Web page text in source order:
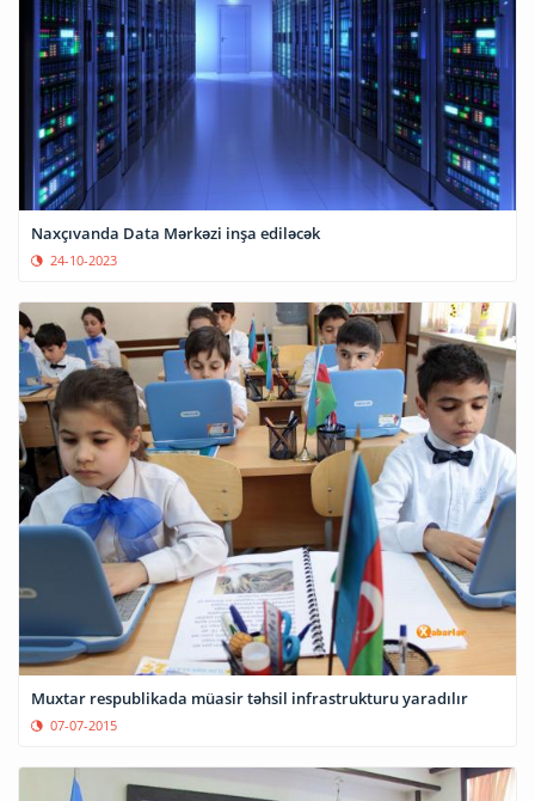
Naxçıvanda Data Mərkəzi inşa ediləcək
24-10-2023
Muxtar respublikada müasir təhsil infrastrukturu yaradılır
07-07-2015